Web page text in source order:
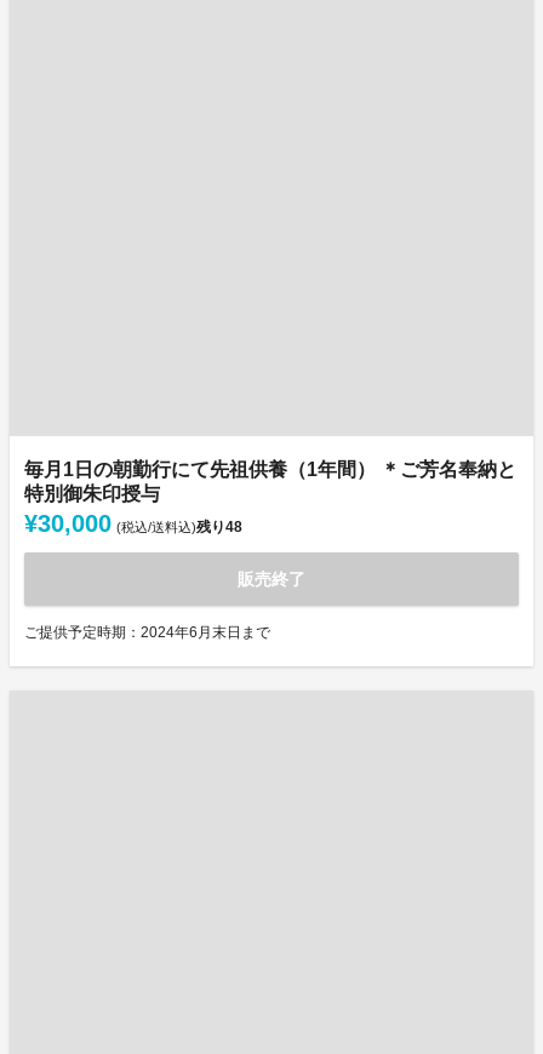
毎月1日の朝勤行にて先祖供養（1年間） ＊ご芳名奉納と
特別御朱印授与
¥30,000 (税込/送料込)残り48
販売終了
ご提供予定時期：2024年6月末日まで